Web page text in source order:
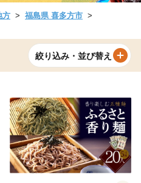
方
福島県 喜多方市
絞り込み・並び替え